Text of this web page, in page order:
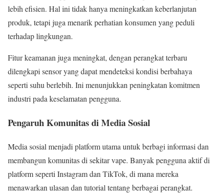
lebih efisien. Hal ini tidak hanya meningkatkan keberlanjutan
produk, tetapi juga menarik perhatian konsumen yang peduli
terhadap lingkungan.
Fitur keamanan juga meningkat, dengan perangkat terbaru
dilengkapi sensor yang dapat mendeteksi kondisi berbahaya
seperti suhu berlebih. Ini menunjukkan peningkatan komitmen
industri pada keselamatan pengguna.
Pengaruh Komunitas di Media Sosial
Media sosial menjadi platform utama untuk berbagi informasi dan
membangun komunitas di sekitar vape. Banyak pengguna aktif di
platform seperti Instagram dan TikTok, di mana mereka
menawarkan ulasan dan tutorial tentang berbagai perangkat.